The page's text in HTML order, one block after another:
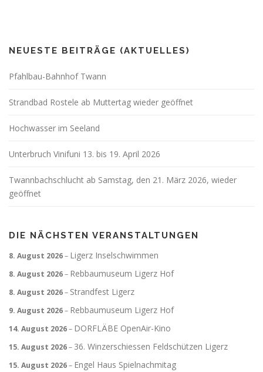
NEUESTE BEITRÄGE (AKTUELLES)
Pfahlbau-Bahnhof Twann
Strandbad Rostele ab Muttertag wieder geöffnet
Hochwasser im Seeland
Unterbruch Vinifuni 13. bis 19. April 2026
Twannbachschlucht ab Samstag, den 21. März 2026, wieder
geöffnet
DIE NÄCHSTEN VERANSTALTUNGEN
8. August 2026– Ligerz Inselschwimmen
8. August 2026– Rebbaumuseum Ligerz Hof
8. August 2026– Strandfest Ligerz
9. August 2026– Rebbaumuseum Ligerz Hof
14. August 2026– DORFLÄBE OpenAir-Kino
15. August 2026– 36. Winzerschiessen Feldschützen Ligerz
15. August 2026– Engel Haus Spielnachmitag